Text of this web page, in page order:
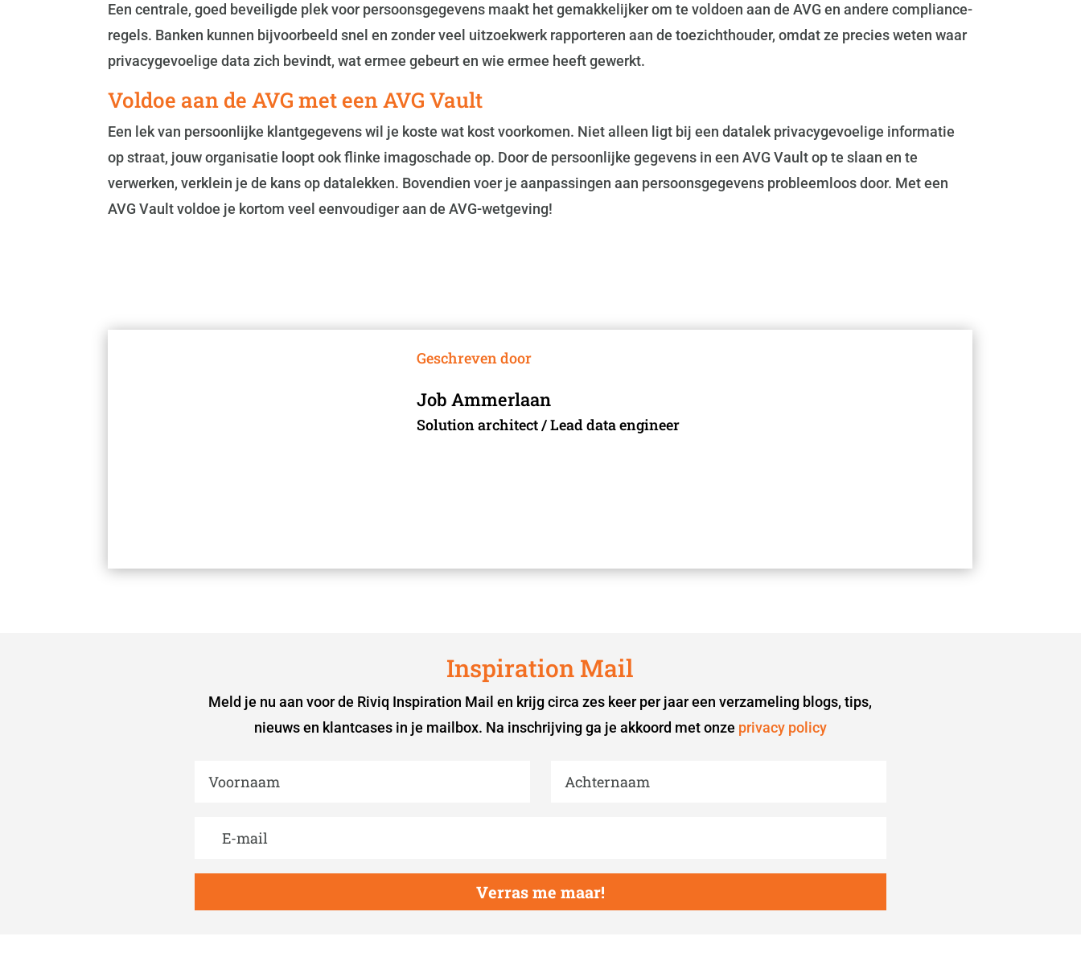
Een centrale, goed beveiligde plek voor persoonsgegevens maakt het gemakkelijker om te voldoen aan de AVG en andere compliance-
regels. Banken kunnen bijvoorbeeld snel en zonder veel uitzoekwerk rapporteren aan de toezichthouder, omdat ze precies weten waar
privacygevoelige data zich bevindt, wat ermee gebeurt en wie ermee heeft gewerkt.
Voldoe aan de AVG met een AVG Vault
Een lek van persoonlijke klantgegevens wil je koste wat kost voorkomen. Niet alleen ligt bij een datalek privacygevoelige informatie
op straat, jouw organisatie loopt ook flinke imagoschade op. Door de persoonlijke gegevens in een AVG Vault op te slaan en te
verwerken, verklein je de kans op datalekken. Bovendien voer je aanpassingen aan persoonsgegevens probleemloos door. Met een
AVG Vault voldoe je kortom veel eenvoudiger aan de AVG-wetgeving!
Geschreven door
Job Ammerlaan
Solution architect / Lead data engineer
Inspiration Mail
Meld je nu aan voor de Riviq Inspiration Mail en krijg circa zes keer per jaar een verzameling blogs, tips,
nieuws en klantcases in je mailbox. Na inschrijving ga je akkoord met onze privacy policy
Verras me maar!